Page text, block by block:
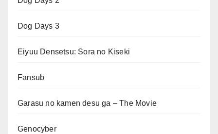
Dog Days 3
Eiyuu Densetsu: Sora no Kiseki
Fansub
Garasu no kamen desu ga – The Movie
Genocyber